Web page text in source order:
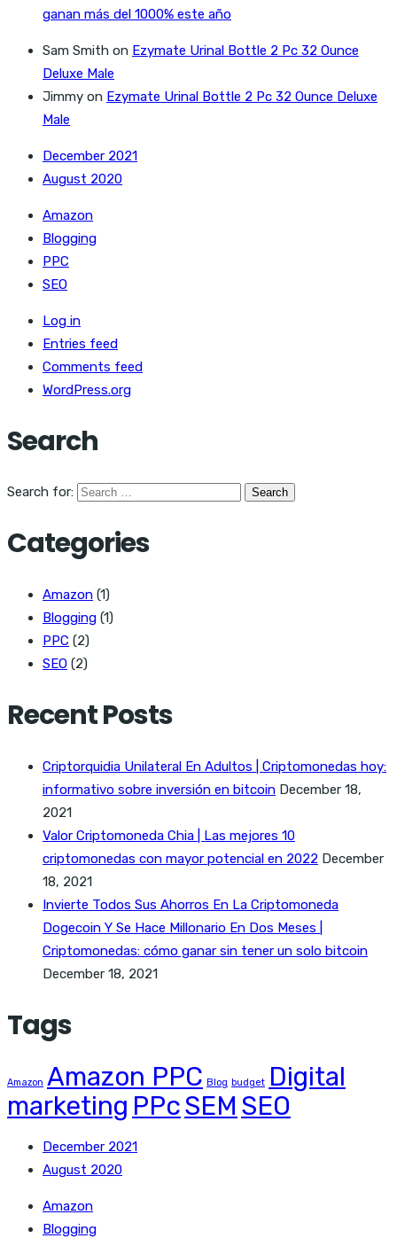
ganan más del 1000% este año
Sam Smith on Ezymate Urinal Bottle 2 Pc 32 Ounce
Deluxe Male
Jimmy on Ezymate Urinal Bottle 2 Pc 32 Ounce Deluxe
Male
December 2021
August 2020
Amazon
Blogging
PPC
SEO
Log in
Entries feed
Comments feed
WordPress.org
Search
Search for:
Categories
Amazon (1)
Blogging (1)
PPC (2)
SEO (2)
Recent Posts
Criptorquidia Unilateral En Adultos | Criptomonedas hoy:
informativo sobre inversión en bitcoin December 18,
2021
Valor Criptomoneda Chia | Las mejores 10
criptomonedas con mayor potencial en 2022 December
18, 2021
Invierte Todos Sus Ahorros En La Criptomoneda
Dogecoin Y Se Hace Millonario En Dos Meses |
Criptomonedas: cómo ganar sin tener un solo bitcoin
December 18, 2021
Tags
Amazon Amazon PPC Blog budget Digital
marketing PPcSEM SEO
December 2021
August 2020
Amazon
Blogging